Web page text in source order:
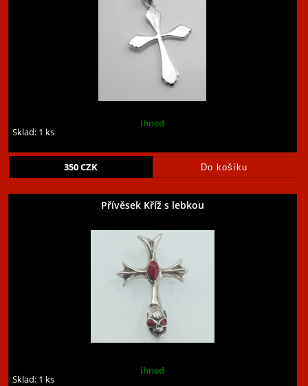
ihned
Sklad: 1 ks
350CZK
Přívěsek Kříž s lebkou
ihned
Sklad: 1 ks